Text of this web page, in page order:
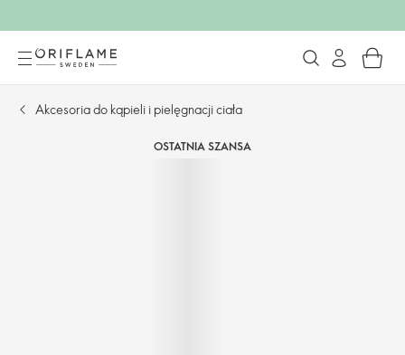
Akcesoria do kąpieli i pielęgnacji ciała
OSTATNIA SZANSA